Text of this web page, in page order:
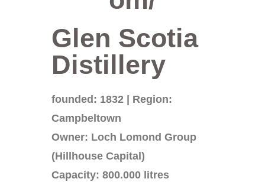
Glen Scotia
Distillery
founded: 1832 | Region:
Campbeltown
Owner: Loch Lomond Group
(Hillhouse Capital)
Capacity: 800.000 litres